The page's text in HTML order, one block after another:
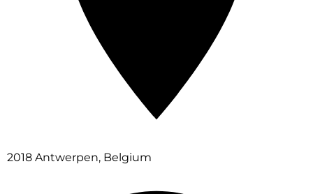
2018 Antwerpen, Belgium